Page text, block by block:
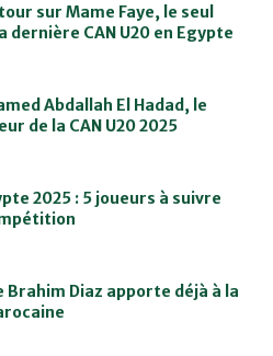
sur Mame Faye, le seul
dernière CAN U20 en Egypte
Abdallah El Hadad, le
de la CAN U20 2025
2025 : 5 joueurs à suivre
Brahim Diaz apporte déjà à la